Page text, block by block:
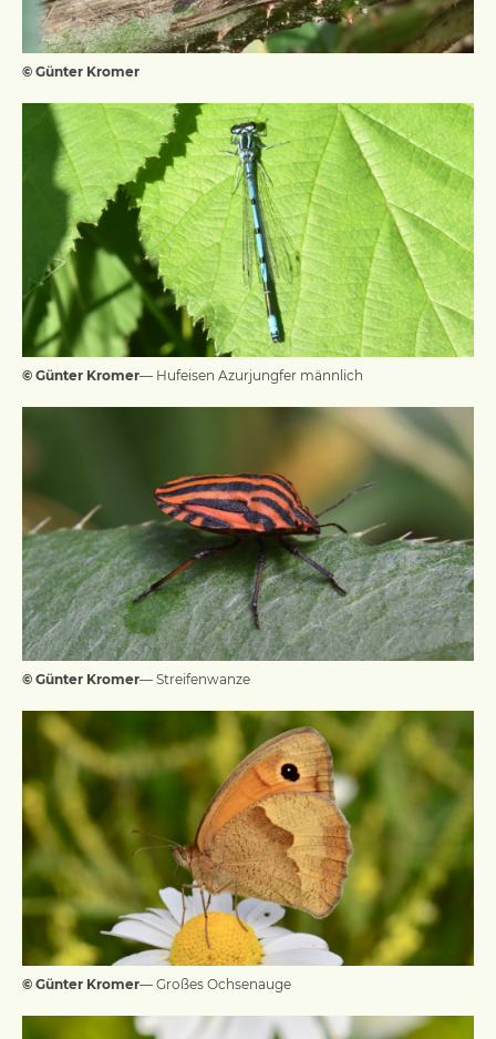
© Günter Kromer
© Günter Kromer— Hufeisen Azurjungfer männlich
© Günter Kromer— Streifenwanze
© Günter Kromer— Großes Ochsenauge